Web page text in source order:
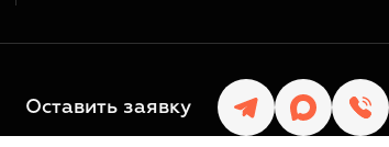
Оставить заявку